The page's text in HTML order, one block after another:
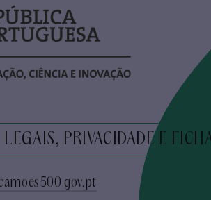
LEGAIS, PRIVACIDADE E